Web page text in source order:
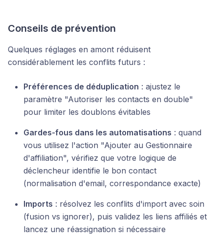
Conseils de prévention
Quelques réglages en amont réduisent
considérablement les conflits futurs :
Préférences de déduplication : ajustez le
paramètre "Autoriser les contacts en double"
pour limiter les doublons évitables
Gardes-fous dans les automatisations : quand
vous utilisez l'action "Ajouter au Gestionnaire
d'affiliation", vérifiez que votre logique de
déclencheur identifie le bon contact
(normalisation d'email, correspondance exacte)
Imports : résolvez les conflits d'import avec soin
(fusion vs ignorer), puis validez les liens affiliés et
lancez une réassignation si nécessaire